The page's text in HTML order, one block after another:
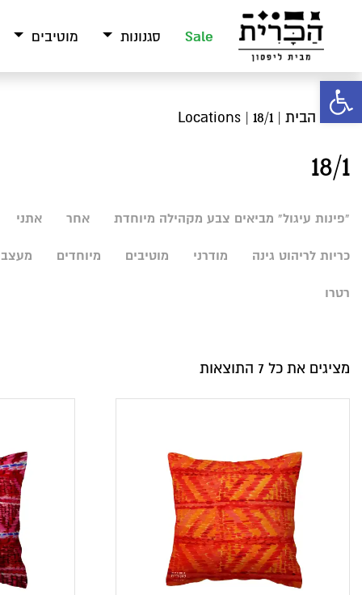
פתח סרגל נגישות
Sale סגנונות מוטיבים
עמוד הבית | Locations | 18/1
18/1
"פינות עיגול" מביאים צבע מקהילה מיוחדת אחר אתני
כריות לריהוט גינה מודרני מוטיבים מיוחדים
רטרו
מציגים את כל ⁦7⁩ התוצאות